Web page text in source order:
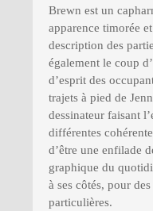
Brewn est un
apparence timorée
description des
également le coup
d’esprit des
trajets à pied de
dessinateur faisant
différentes
d’être une enfilade
graphique du
à ses côtés, pour
particulières.